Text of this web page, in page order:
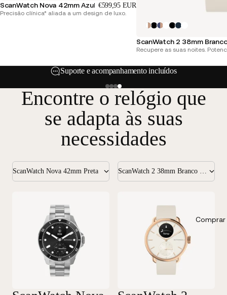
ScanWatch Nova 42mm Azul €599,95 EUR
Precisão clínica* aliada a um design de luxo.
ScanWatch 2 38mm
Recupere as suas noites.
Suporte e acompanhamento incluídos
Encontre o relógio que
se adapta às suas
necessidades
ScanWatch Nova 42mm Preta